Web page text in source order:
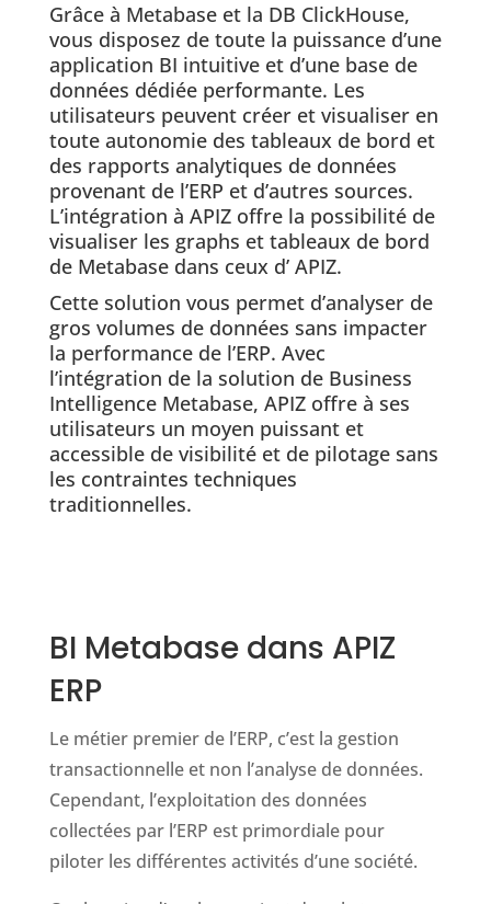
Grâce à Metabase et la DB ClickHouse,
vous disposez de toute la puissance d’une
application BI intuitive et d’une base de
données dédiée performante. Les
utilisateurs peuvent créer et visualiser en
toute autonomie des tableaux de bord et
des rapports analytiques de données
provenant de l’ERP et d’autres sources.
L’intégration à APIZ offre la possibilité de
visualiser les graphs et tableaux de bord
de Metabase dans ceux d’ APIZ.
Cette solution vous permet d’analyser de
gros volumes de données sans impacter
la performance de l’ERP. Avec
l’intégration de la solution de Business
Intelligence Metabase, APIZ offre à ses
utilisateurs un moyen puissant et
accessible de visibilité et de pilotage sans
les contraintes techniques
traditionnelles.
BI Metabase dans APIZ
ERP
Le métier premier de l’ERP, c’est la gestion
transactionnelle et non l’analyse de données.
Cependant, l’exploitation des données
collectées par l’ERP est primordiale pour
piloter les différentes activités d’une société.